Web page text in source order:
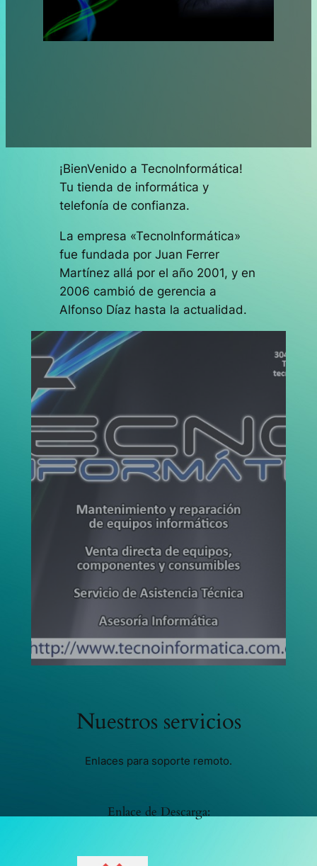
¡BienVenido a TecnoInformática!
Tu tienda de informática y
telefonía de confianza.
La empresa «TecnoInformática»
fue fundada por Juan Ferrer
Martínez allá por el año 2001, y en
2006 cambió de gerencia a
Alfonso Díaz hasta la actualidad.
Nuestros servicios
Enlaces para soporte remoto.
Enlace de Descarga: